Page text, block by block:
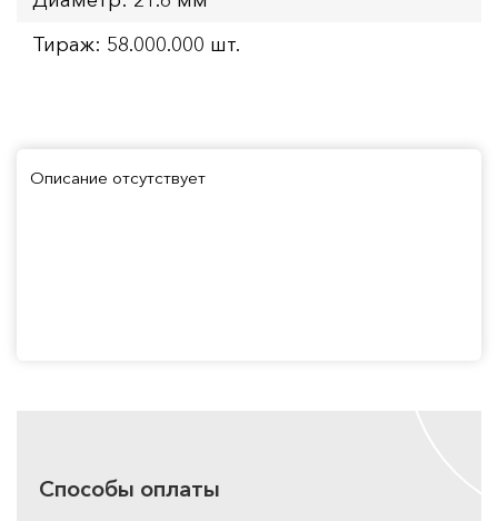
Тираж: 58.000.000 шт.
Описание отсутствует
Способы оплаты